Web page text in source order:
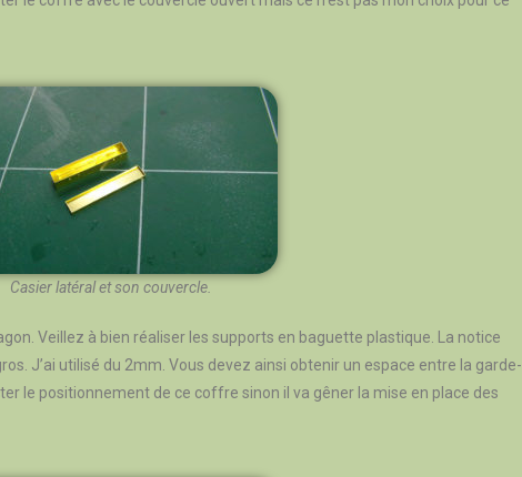
Casier latéral et son couvercle.
Veillez à bien réaliser les supports en baguette plastique. La notice
J’ai utilisé du 2mm. Vous devez ainsi obtenir un espace entre la garde-
le positionnement de ce coffre sinon il va gêner la mise en place des